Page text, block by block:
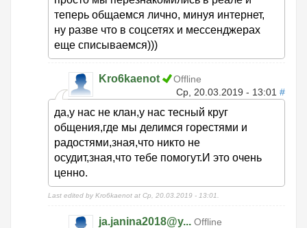
теперь общаемся лично, минуя интернет,
ну разве что в соцсетях и мессенджерах
еще списываемся)))
Kro6kaenot
Offline
Ср, 20.03.2019 - 13:01 #
да,у нас не клан,у нас тесный круг
общения,где мы делимся горестями и
радостями,зная,что никто не
осудит,зная,что тебе помогут.И это очень
ценно.
Last edited by Kro6kaenot at Ср, 20.03.2019 - 13:01.
ja.janina2018@y... Offline